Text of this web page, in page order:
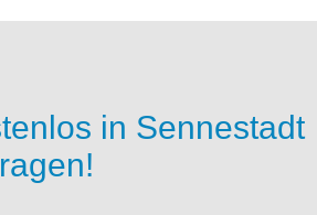
in Sennestadt